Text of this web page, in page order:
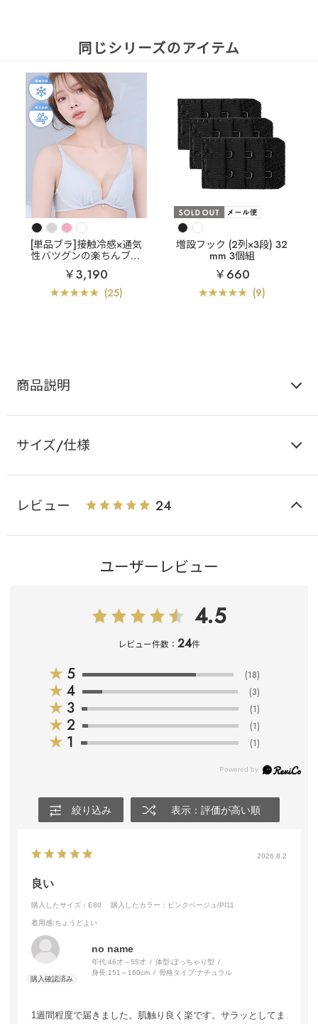
同じシリーズのアイテム
[単品ブラ]接触冷感×通気
性バツグンの楽ちんブラ
プリュム エアリークー
ル aimerfeel楽ブラ(R) 単
品ブラジャー
￥3,190
(25)
増設フック (2列×3段) 32
mm 3個組
￥660
(9)
商品説明
サイズ/仕様
レビュー 24
ユーザーレビュー
4.5
レビュー件数： 24件
★ 5 (18)
★ 4 (3)
★ 3 (1)
★ 2 (1)
★ 1 (1)
絞り込み 表示：評価が高い順
2026.8.2
良い
購入したサイズ：E80 購入したカラー：ピンクベージュ/PI11
着用感:ちょうどよい
no name
年代:46才～55才 体型:ぽっちゃり型
身長:151～160cm 骨格タイプ:ナチュラル
1週間程度で届きました。肌触り良く楽です。サラッとしてま